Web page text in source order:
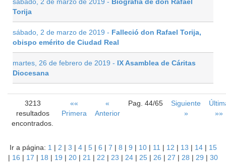
Torija
sábado, 2 de marzo de 2019 - Falleció don Rafael Torija,
obispo emérito de Ciudad Real
martes, 26 de febrero de 2019 - IX Asamblea de Cáritas
Diocesana
3213
resultados
encontrados.
««
Primera
«
Anterior
Pag. 44/65
Siguiente
»
»»
Ir a página: 1 | 2 | 3 | 4 | 5 | 6 | 7 | 8 | 9 | 10 | 11 | 12 | 13 | 14 | 15
| 16 | 17 | 18 | 19 | 20 | 21 | 22 | 23 | 24 | 25 | 26 | 27 | 28 | 29 | 30